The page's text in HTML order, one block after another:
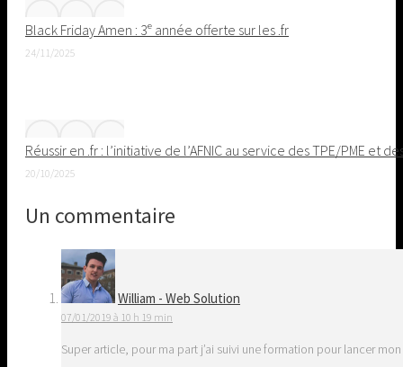
Black Friday Amen : 3ᵉ année offerte sur les .fr
24/11/2025
Réussir en .fr : l’initiative de l’AFNIC au service des TPE/PME et
20/10/2025
Un commentaire
William - Web Solution
07/01/2019 à 10 h 19 min
Super article, pour ma part j’ai suivi une formation pour lancer